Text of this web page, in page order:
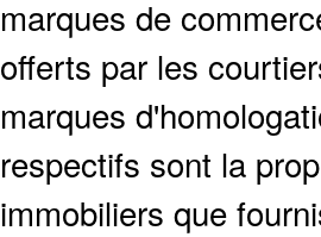
marques de
offerts par les
marques
respectifs sont la
immobiliers que